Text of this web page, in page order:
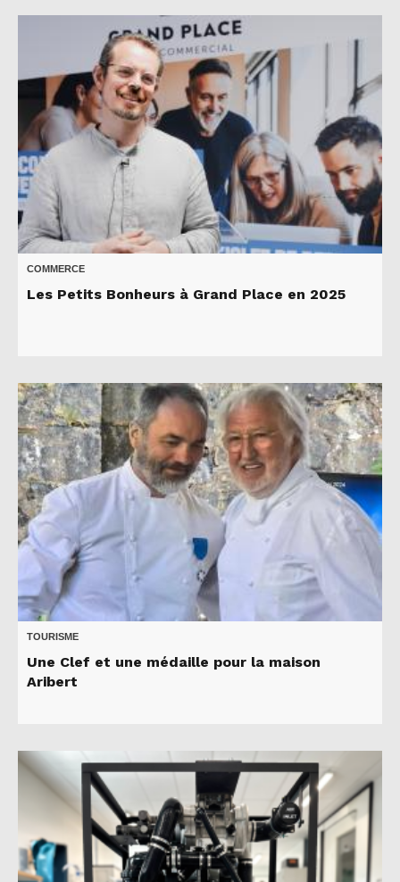
COMMERCE
Les Petits Bonheurs à Grand Place en 2025
TOURISME
Une Clef et une médaille pour la maison
Aribert